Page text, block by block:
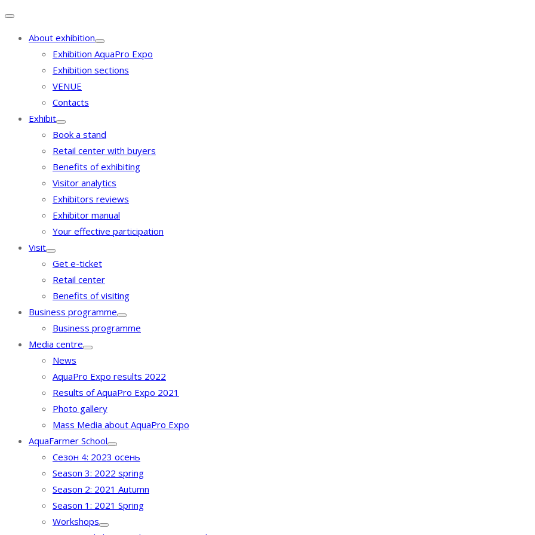
About exhibition
Exhibition AquaPro Expo
Exhibition sections
VENUE
Contacts
Exhibit
Book a stand
Retail center with buyers
Benefits of exhibiting
Visitor analytics
Exhibitors reviews
Exhibitor manual
Your effective participation
Visit
Get e-ticket
Retail center
Benefits of visiting
Business programme
Business programme
Media centre
News
AquaPro Expo results 2022
Results of AquaPro Expo 2021
Photo gallery
Mass Media about AquaPro Expo
AquaFarmer School
Сезон 4: 2023 осень
Season 3: 2022 spring
Season 2: 2021 Autumn
Season 1: 2021 Spring
Workshops